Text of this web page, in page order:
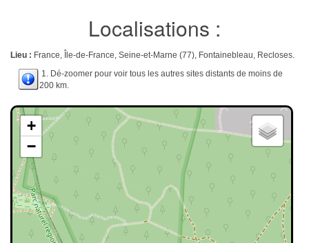
Localisations :
Lieu : France, Île-de-France, Seine-et-Marne (77), Fontainebleau, Recloses.
1. Dé-zoomer pour voir tous les autres sites distants de moins de
200 km.
+
−